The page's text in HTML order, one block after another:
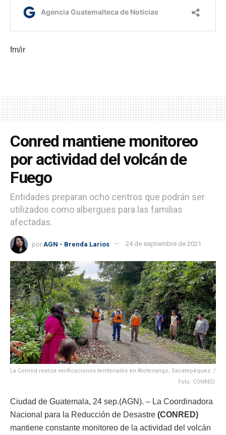
fm/ir
Conred mantiene monitoreo
por actividad del volcán de
Fuego
Entidades preparan ocho centros que podrán ser
utilizados como albergues para las familias
afectadas.
por AGN - Brenda Larios 24 de septiembre de 2021
La Conred realiza verificaciones territoriales en Alotenango, Sacatepéquez. /
Foto: CONRED.
Ciudad de Guatemala, 24 sep.(AGN). – La Coordinadora
Nacional para la Reducción de Desastre (CONRED)
mantiene constante monitoreo de la actividad del volcán